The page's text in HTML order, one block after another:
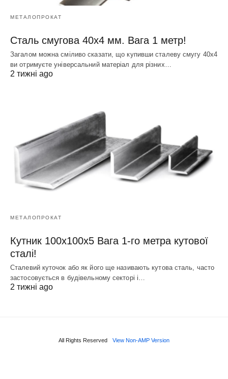
МЕТАЛОПРОКАТ
Сталь смугова 40х4 мм. Вага 1 метр!
Загалом можна сміливо сказати, що купивши сталеву смугу 40х4
ви отримуєте універсальний матеріал для різних…
2 тижні ago
МЕТАЛОПРОКАТ
Кутник 100х100х5 Вага 1-го метра кутової
сталі!
Сталевий куточок або як його ще називають кутова сталь, часто
застосовується в будівельному секторі і…
2 тижні ago
All Rights Reserved View Non-AMP Version